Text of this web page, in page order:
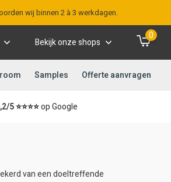
wij binnen 2 à 3 werkdagen.
Bekijk onze shops
0
Samples Offerte aanvragen
5 ⭐⭐⭐⭐op Google
van een doeltreffende